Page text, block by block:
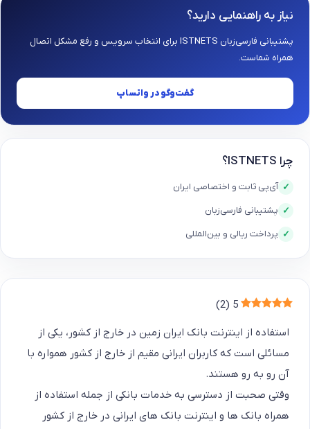
5
(
2
)
استفاده از اینترنت بانک ایران زمین در خارج از کشور، یکی از
مسائلی است که کاربران ایرانی مقیم از خارج از کشور همواره با
آن رو به رو هستند.
وقتی صحبت از دسترسی به خدمات بانکی از جمله استفاده از
همراه بانک ها و اینترنت بانک های ایرانی در خارج از کشور
نیاز به راهنمایی دارید؟
پشتیبانی فارسی‌زبان ISTNETS برای انتخاب سرویس و رفع مشکل اتصال
همراه شماست.
گفت‌وگو در واتساپ
چرا ISTNETS؟
✓ آی‌پی ثابت و اختصاصی ایران
✓ پشتیبانی فارسی‌زبان
✓ پرداخت ریالی و بین‌المللی